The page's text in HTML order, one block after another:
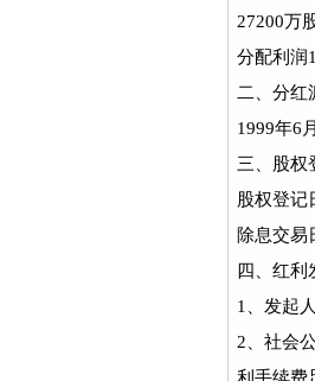
27200万
分配利润
二、分红
1999年6
三、股权
股权登记
除息交易
四、红利
1、发起
2、社会